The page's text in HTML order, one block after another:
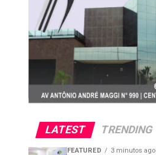
LATEST TRENDING
FEATURED 3 minutos ago